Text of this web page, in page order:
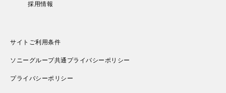
採用情報
サイトご利用条件
ソニーグループ共通プライバシーポリシー
プライバシーポリシー